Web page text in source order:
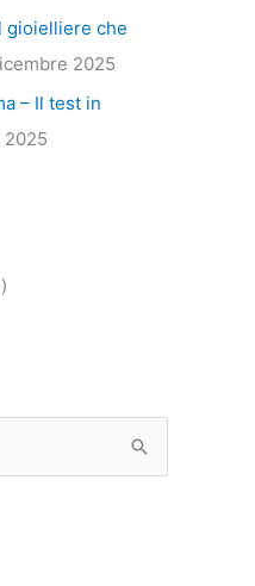
gioielliere che
2025
– Il test in